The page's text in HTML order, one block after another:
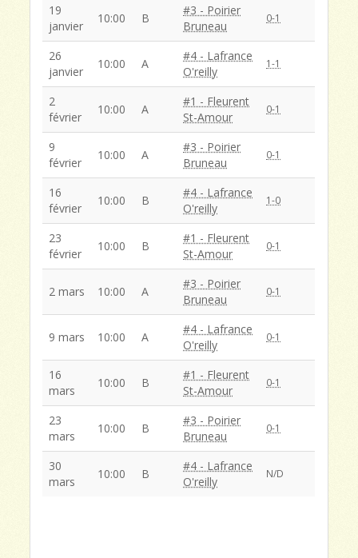
19
janvier
10:00 B
#3 - Poirier
Bruneau
0-1
26
janvier
10:00 A
#4 - Lafrance
O'reilly
1-1
2
février
10:00 A
#1 - Fleurent
St-Amour
0-1
9
février
10:00 A
#3 - Poirier
Bruneau
0-1
16
février
10:00 B
#4 - Lafrance
O'reilly
1-0
23
février
10:00 B
#1 - Fleurent
St-Amour
0-1
2 mars 10:00 A
#3 - Poirier
Bruneau
0-1
9 mars 10:00 A
#4 - Lafrance
O'reilly
0-1
16
mars
10:00 B
#1 - Fleurent
St-Amour
0-1
23
mars
10:00 B
#3 - Poirier
Bruneau
0-1
30
mars
10:00 B
#4 - Lafrance
O'reilly
N/D